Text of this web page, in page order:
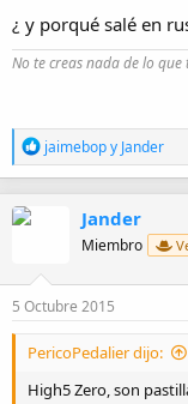
¿ y porqué salé en
No te creas nada de lo
R
e
a
n
e
s
jaimebopy Jander
Jander
Miembro
5 Octubre 2015
PericoPedalier dijo:
High5 Zero, son